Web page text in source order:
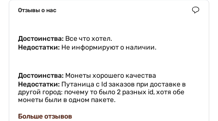
Отзывы о нас
Достоинства: Все что хотел.
Недостатки: Не информируют о наличии.
Достоинства: Монеты хорошего качества
Недостатки: Путаница с Id заказов при доставке в
другой город: почему то было 2 разных id, хотя обе
монеты были в одном пакете.
Больше отзывов